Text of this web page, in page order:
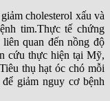
cholesterol xấu và
tim.Thực tế chứng
quan đến nồng độ
cứu thực hiện tại Mỹ,
thụ hạt óc chó mỗi
giảm nguy cơ bệnh